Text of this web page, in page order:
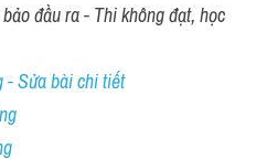
đầu ra - Thi không đạt, học
- Sửa bài chi tiết